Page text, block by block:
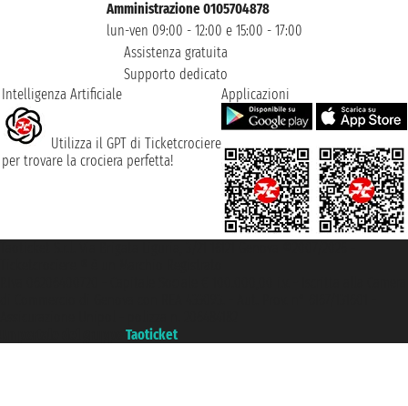
Amministrazione 0105704878
lun-ven 09:00 - 12:00 e 15:00 - 17:00
Assistenza gratuita
Supporto dedicato
Intelligenza Artificiale
Utilizza il GPT di Ticketcrociere
per trovare la crociera perfetta!
Applicazioni
Taoticket